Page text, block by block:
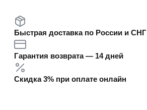
Быстрая доставка по России и СНГ
Гарантия возврата — 14 дней
Скидка 3% при оплате онлайн